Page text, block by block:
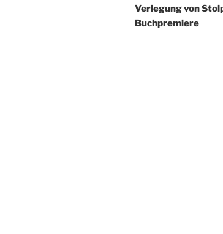
Verlegung von
Buchpremiere